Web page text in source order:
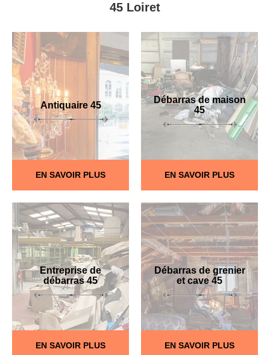
45 Loiret
Antiquaire 45
EN SAVOIR PLUS
Débarras de maison
45
EN SAVOIR PLUS
Entreprise de
débarras 45
EN SAVOIR PLUS
Débarras de grenier
et cave 45
EN SAVOIR PLUS